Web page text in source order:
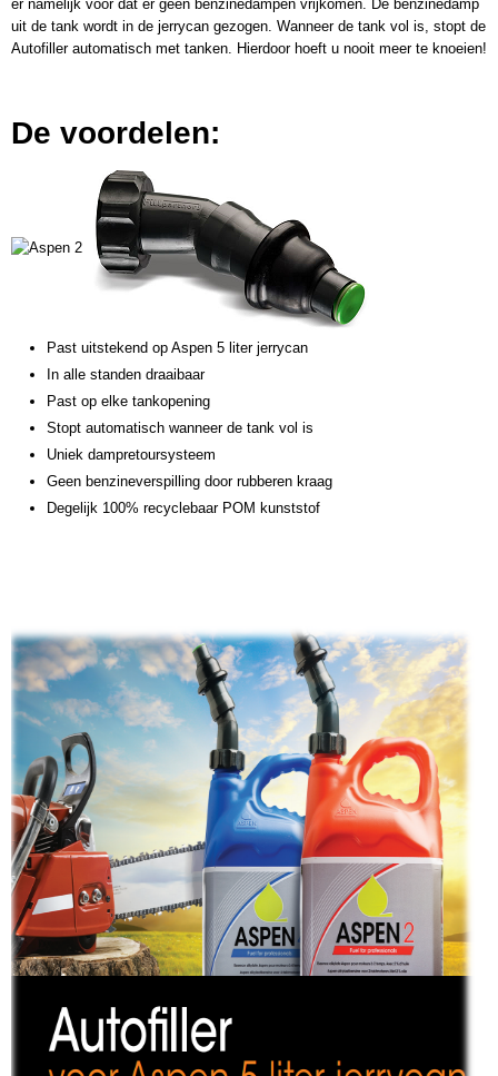
er namelijk voor dat er geen benzinedampen vrijkomen. De benzinedamp
uit de tank wordt in de jerrycan gezogen. Wanneer de tank vol is, stopt de
Autofiller automatisch met tanken. Hierdoor hoeft u nooit meer te knoeien!
De voordelen:
Past uitstekend op Aspen 5 liter jerrycan
In alle standen draaibaar
Past op elke tankopening
Stopt automatisch wanneer de tank vol is
Uniek dampretoursysteem
Geen benzineverspilling door rubberen kraag
Degelijk 100% recyclebaar POM kunststof